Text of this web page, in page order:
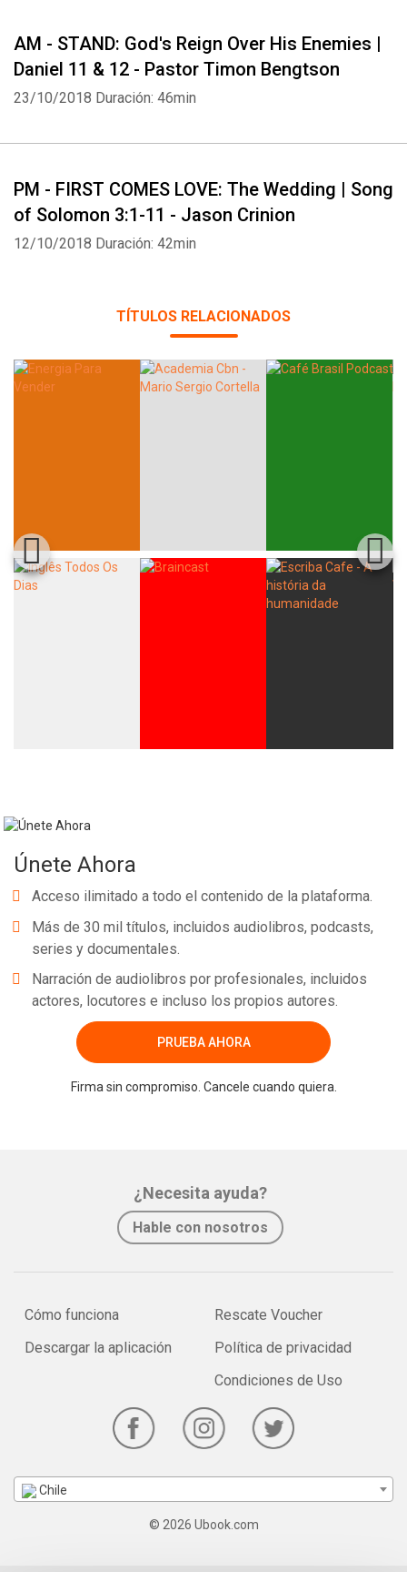
AM - STAND: God's Reign Over His Enemies |
Daniel 11 & 12 - Pastor Timon Bengtson
23/10/2018 Duración: 46min
PM - FIRST COMES LOVE: The Wedding | Song
of Solomon 3:1-11 - Jason Crinion
12/10/2018 Duración: 42min
TÍTULOS RELACIONADOS
Únete Ahora
Acceso ilimitado a todo el contenido de la plataforma.
Más de 30 mil títulos, incluidos audiolibros, podcasts,
series y documentales.
Narración de audiolibros por profesionales, incluidos
actores, locutores e incluso los propios autores.
PRUEBA AHORA
Firma sin compromiso. Cancele cuando quiera.
¿Necesita ayuda?
Hable con nosotros
Cómo funciona
Descargar la aplicación
Rescate Voucher
Política de privacidad
Condiciones de Uso
Chile
© 2026 Ubook.com